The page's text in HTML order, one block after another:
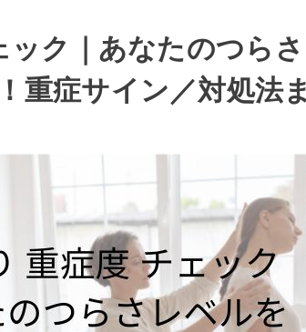
ック｜あなたのつら
重症サイン／対処法